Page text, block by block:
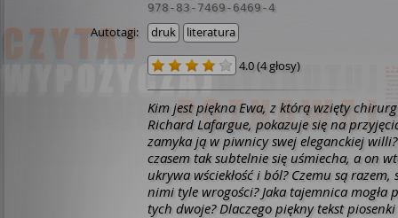
978-83-7469-6469-4
Autotagi: druk literatura
4.0(4 głosy)
Kim jest piękna Ewa, z którą wzięty
Richard Lafargue, pokazuje się na
zamyka ją w piwnicy swej eleganckiej
czasem tak subtelnie się uśmiecha, a on
ukrywa wściekłość i ból? Czemu są razem,
nimi tyle wrogości? Jaka tajemnica mogła
tych dwoje? Dlaczego piękny tekst